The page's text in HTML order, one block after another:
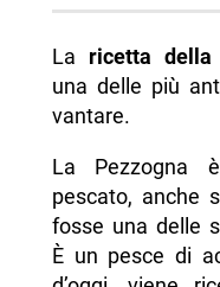
La ricetta della
una delle più
vantare.
La Pezzogna
pescato, anche
fosse una delle
È un pesce di